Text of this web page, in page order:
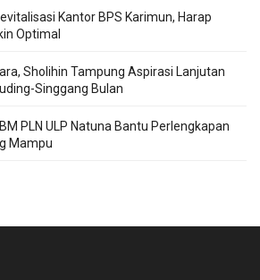
Kantor BPS Karimun, Harap
Optimal
Sholihin Tampung Aspirasi Lanjutan
Singgang Bulan
PLN ULP Natuna Bantu Perlengkapan
Mampu